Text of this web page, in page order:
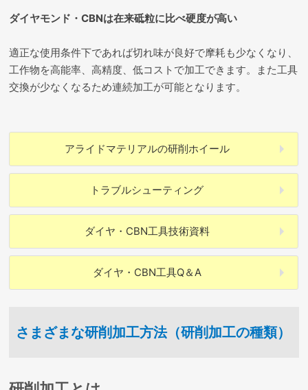
ダイヤモンド・CBNは在来砥粒に比べ硬度が高い
適正な使用条件下であれば切れ味が良好で摩耗も少なくなり、
工作物を高能率、高精度、低コストで加工できます。また工具
交換が少なくなるため連続加工が可能となります。
アライドマテリアルの研削ホイール
トラブルシューティング
ダイヤ・CBN工具技術資料
ダイヤ・CBN工具Q＆A
さまざまな研削加工方法（研削加工の種類）